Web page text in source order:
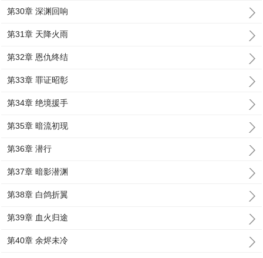
第30章 深渊回响
第31章 天降火雨
第32章 恩仇终结
第33章 罪证昭彰
第34章 绝境援手
第35章 暗流初现
第36章 潜行
第37章 暗影潜渊
第38章 白鸽折翼
第39章 血火归途
第40章 余烬未冷